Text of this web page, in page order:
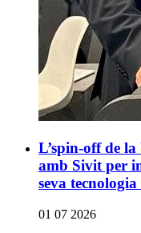
L’spin-off de
amb Sivit per
seva
01 07 2026